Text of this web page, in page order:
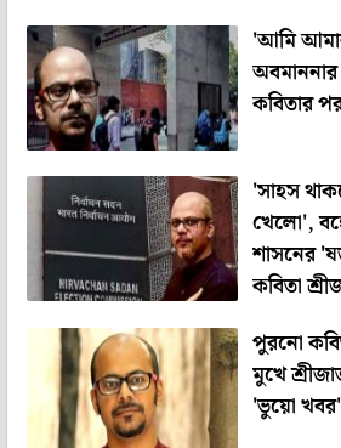
'আমি
অবমাননার
কবিতার
'সাহস
খেলো',
শাসনের
কবিতা
পুরনো
মুখে
'ভুয়ো খবর'